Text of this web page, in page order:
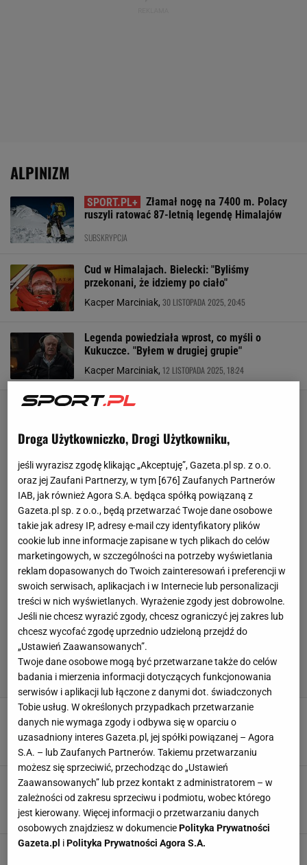
ALPINIZM
Złamał nogę na 7400 m. Polacy
ruszyli ratować 87-letnią legendę Himalajów
SUBSKRYPCJA
Cud w Himalajach. Bielecki: "Byliśmy
przekonani, że idziemy po ciało"
Kacper Marciniak, 30 LISTOPADA 2025, 20:45
Legenda powiedziała wprost, co myśli o
Kukuczce. "Byłem w drugiej grupie"
Kacper Marciniak, 12 LISTOPADA 2025, 18:24
Przeszli do historii! Zdobyli ten szczyt jako
jedyni na świecie. "Szaleństwo"
Norbert Amlicki, 20 PAŹDZIERNIKA 2025, 20:28
Zrobił to! Jim Morrison przeszedł do historii.
Polak zachwycony
Norbert Amlicki,16 PAŹDZIERNIKA 2025, 13:34
Zwrot ws. tragicznej śmierci 31-letniej
Droga Użytkowniczko, Drogi Użytkowniku,
jeśli wyrazisz zgodę klikając „Akceptuję”, Gazeta.pl sp. z o.o.
oraz jej Zaufani Partnerzy, w tym [676] Zaufanych Partnerów
IAB, jak również Agora S.A. będąca spółką powiązaną z
Gazeta.pl sp. z o.o., będą przetwarzać Twoje dane osobowe
takie jak adresy IP, adresy e-mail czy identyfikatory plików
cookie lub inne informacje zapisane w tych plikach do celów
marketingowych, w szczególności na potrzeby wyświetlania
reklam dopasowanych do Twoich zainteresowań i preferencji w
swoich serwisach, aplikacjach i w Internecie lub personalizacji
treści w nich wyświetlanych. Wyrażenie zgody jest dobrowolne.
Jeśli nie chcesz wyrazić zgody, chcesz ograniczyć jej zakres lub
chcesz wycofać zgodę uprzednio udzieloną przejdź do
„Ustawień Zaawansowanych”.
Twoje dane osobowe mogą być przetwarzane także do celów
badania i mierzenia informacji dotyczących funkcjonowania
serwisów i aplikacji lub łączone z danymi dot. świadczonych
Tobie usług. W określonych przypadkach przetwarzanie
danych nie wymaga zgody i odbywa się w oparciu o
uzasadniony interes Gazeta.pl, jej spółki powiązanej – Agora
S.A. – lub Zaufanych Partnerów. Takiemu przetwarzaniu
możesz się sprzeciwić, przechodząc do „Ustawień
Zaawansowanych” lub przez kontakt z administratorem – w
zależności od zakresu sprzeciwu i podmiotu, wobec którego
jest kierowany. Więcej informacji o przetwarzaniu danych
osobowych znajdziesz w dokumenciePolityka Prywatności
Gazeta.pl iPolityka Prywatności Agora S.A.